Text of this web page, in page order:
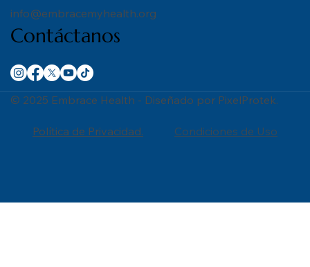
info@embracemyhealth.org
Contáctanos
© 2025 Embrace Health - Diseñado por PixelProtek.
Política de Privacidad. Condiciones de Uso